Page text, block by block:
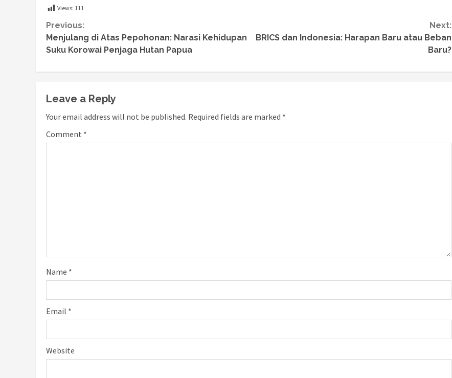
Views: 111
Continue
Reading
Previous:
Menjulang di Atas Pepohonan: Narasi Kehidupan
Suku Korowai Penjaga Hutan Papua
Next:
BRICS dan Indonesia: Harapan Baru atau Beban
Baru?
Leave a Reply
Your email address will not be published. Required fields are marked *
Comment *
Name *
Email *
Website